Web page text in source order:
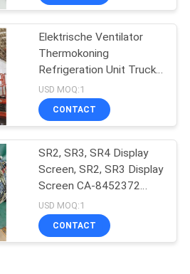
Elektrische Ventilator
Thermokoning
Refrigeration Unit Truck
t-1080e t-1280e
USD MOQ:1
CONTACT
SR2, SR3, SR4 Display
Screen, SR2, SR3 Display
Screen CA-8452372
Groen Display Type LCD
Screen voor THERMO
KING SB210 SB230 HMI
USD MOQ:1
CONTACT